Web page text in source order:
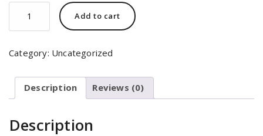
Devon
ВМ-4
quantity
Add to cart
Category: Uncategorized
Description Reviews (0)
Description